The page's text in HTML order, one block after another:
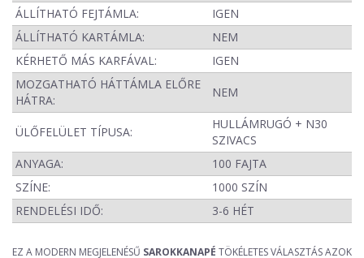
ÁLLÍTHATÓ FEJTÁMLA:
IGEN
ÁLLÍTHATÓ KARTÁMLA:
NEM
KÉRHETŐ MÁS KARFÁVAL:
IGEN
MOZGATHATÓ HÁTTÁMLA ELŐRE
HÁTRA:
NEM
ÜLŐFELÜLET TÍPUSA:
HULLÁMRUGÓ + N30
SZIVACS
ANYAGA:
100 FAJTA
SZÍNE:
1000 SZÍN
RENDELÉSI IDŐ:
3-6 HÉT
EZ A MODERN MEGJELENÉSŰ SAROKKANAPÉ TÖKÉLETES VÁLASZTÁS AZOK